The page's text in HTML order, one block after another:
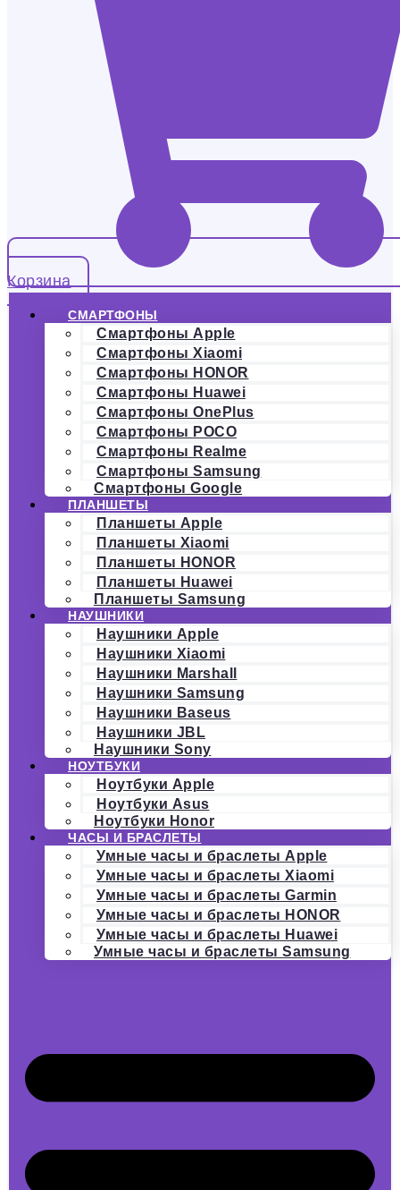
Корзина
СМАРТФОНЫ
Смартфоны Apple
Смартфоны Xiaomi
Смартфоны HONOR
Смартфоны Huawei
Смартфоны OnePlus
Смартфоны POCO
Смартфоны Realme
Смартфоны Samsung
Смартфоны Google
ПЛАНШЕТЫ
Планшеты Apple
Планшеты Xiaomi
Планшеты HONOR
Планшеты Huawei
Планшеты Samsung
НАУШНИКИ
Наушники Apple
Наушники Xiaomi
Наушники Marshall
Наушники Samsung
Наушники Baseus
Наушники JBL
Наушники Sony
НОУТБУКИ
Ноутбуки Apple
Ноутбуки Asus
Ноутбуки Honor
ЧАСЫ И БРАСЛЕТЫ
Умные часы и браслеты Apple
Умные часы и браслеты Xiaomi
Умные часы и браслеты Garmin
Умные часы и браслеты HONOR
Умные часы и браслеты Huawei
Умные часы и браслеты Samsung